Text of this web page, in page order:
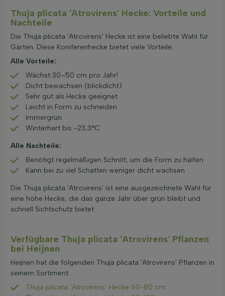
Thuja plicata 'Atrovirens' Hecke: Vorteile und
Nachteile
Die Thuja plicata 'Atrovirens' Hecke ist eine beliebte Wahl für
Gärten. Diese Koniferenhecke bietet viele Vorteile:
Alle Vorteile:
Wächst 30–50 cm pro Jahr!
Dicht bewachsen (blickdicht)
Sehr gut als Hecke geeignet
Leicht in Form zu schneiden
Immergrün
Winterhart bis -23,3°C
Alle Nachteile:
Benötigt regelmäßigen Schnitt, um die Form zu halten
Kann bei zu viel Schatten weniger dicht wachsen
Die Thuja plicata 'Atrovirens' ist eine ausgezeichnete Wahl für
eine hohe Hecke, die das ganze Jahr über grün bleibt und
schnell Sichtschutz bietet.
Verfügbare Thuja plicata 'Atrovirens' Pflanzen
bei Heijnen
Heijnen hat die folgenden Thuja plicata 'Atrovirens' Pflanzen in
seinem Sortiment:
Thuja plicata ‘Atrovirens’ Hecke 60-80 cm